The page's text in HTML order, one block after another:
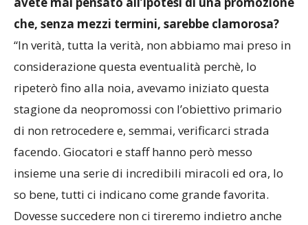
che, senza mezzi termini, sarebbe clamorosa?
“In verità, tutta la verità, non abbiamo mai preso in
considerazione questa eventualità perchè, lo
ripeterò fino alla noia, avevamo iniziato questa
stagione da neopromossi con l’obiettivo primario
di non retrocedere e, semmai, verificarci strada
facendo. Giocatori e staff hanno però messo
insieme una serie di incredibili miracoli ed ora, lo
so bene, tutti ci indicano come grande favorita.
Dovesse succedere non ci tireremo indietro anche